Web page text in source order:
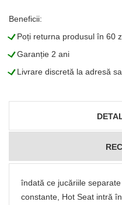
Beneficii:
LPoți returna produsul în 60
LGaranție 2 ani
LLivrare discretă la adresă
îndată ce jucăriile
constante, Hot Seat intră